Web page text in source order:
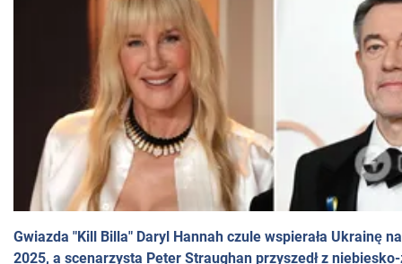
Gwiazda "Kill Billa" Daryl Hannah czule wspierała Ukrainę
2025, a scenarzysta Peter Straughan przyszedł z